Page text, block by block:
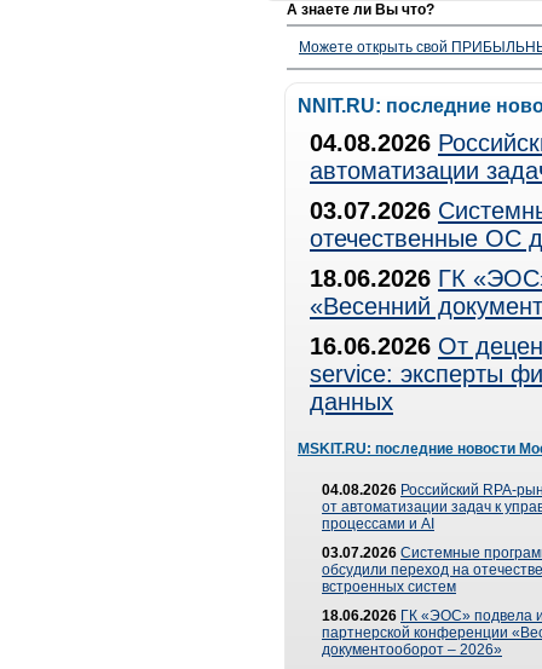
А знаете ли Вы что?
Можете открыть свой
NNIT.RU: последние
04.08.2026
автоматизации
03.07.2026
отечественные ОС
18.06.2026 ГК
«Весенний
16.06.2026 От
service: эксперты
данных
MSKIT.RU: последние новости
04.08.2026 Российский RPA-
от автоматизации задач к
процессами и AI
03.07.2026 Системные
обсудили переход на
встроенных систем
18.06.2026 ГК «ЭОС» подвела
партнерской конференции
документооборот – 2026»